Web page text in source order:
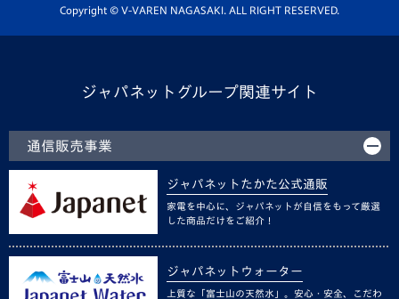
ホームタウン活動
Copyright © V-VAREN NAGASAKI. ALL RIGHT RESERVED.
ジャパネットグループ関連サイト
通信販売事業
ジャパネットたかた公式通販
家電を中心に、ジャパネットが自信をもって厳選
した商品だけをご紹介！
ジャパネットウォーター
上質な「富士山の天然水」。安心・安全、こだわ